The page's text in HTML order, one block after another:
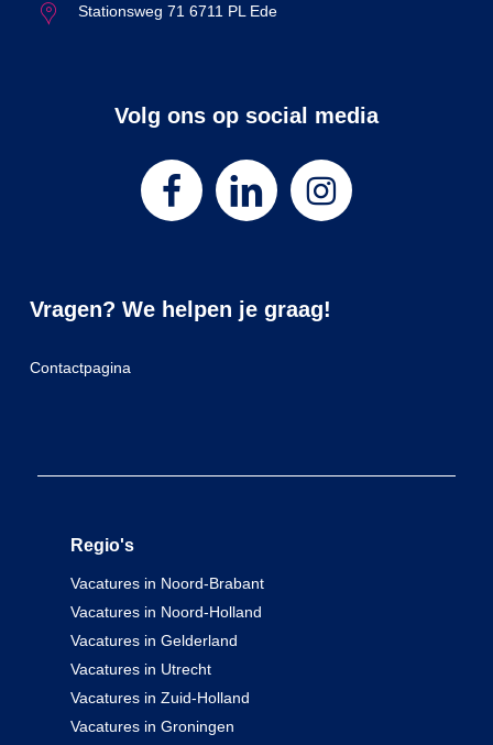
Stationsweg 71 6711 PL Ede
Volg ons op social media
Vragen? We helpen je graag!
Contactpagina
Regio's
Vacatures in Noord-Brabant
Vacatures in Noord-Holland
Vacatures in Gelderland
Vacatures in Utrecht
Vacatures in Zuid-Holland
Vacatures in Groningen